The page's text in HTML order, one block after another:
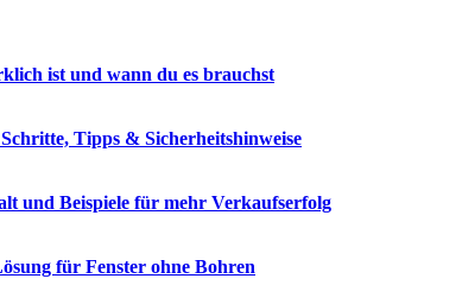
ist und wann du es brauchst
Tipps & Sicherheitshinweise
und Beispiele für mehr Verkaufserfolg
für Fenster ohne Bohren